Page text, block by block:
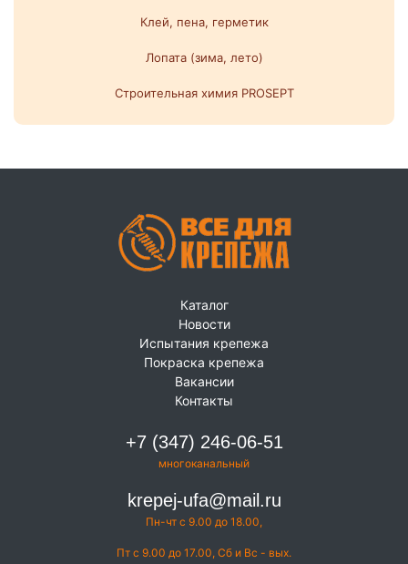
Клей, пена, герметик
Лопата (зима, лето)
Строительная химия PROSEPT
Каталог
Новости
Испытания крепежа
Покраска крепежа
Вакансии
Контакты
+7 (347) 246-06-51
многоканальный
krepej-ufa@mail.ru
Пн-чт с 9.00 до 18.00,
Пт с 9.00 до 17.00, Сб и Вс - вых.